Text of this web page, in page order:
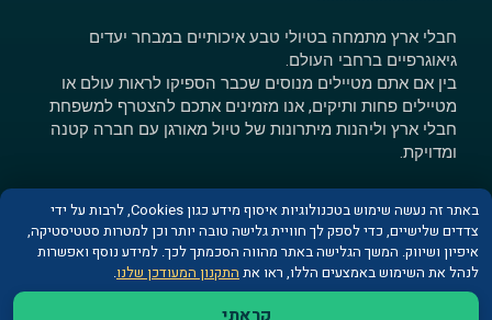
חבלי ארץ מתמחה בטיולי טבע איכותיים במבחר יעדים
גיאוגרפיים ברחבי העולם.
בין אם אתם מטיילים מנוסים שכבר הספיקו לראות עולם או
מטיילים פחות ותיקים, אנו מזמינים אתכם להצטרף למשפחת
חבלי ארץ וליהנות מיתרונות של טיול מאורגן עם חברה קטנה
ומדויקת.
© כל הזכויות שמורות לחברת חבלי ארץ
האתר מקודם על ידי חברת
באתר זה נעשה שימוש בטכנולוגיות איסוף מידע כגון Cookies, לרבות על ידי
צדדים שלישיים, כדי לספק לך חוויית גלישה טובה יותר וכן למטרות סטטיסטיקה,
איפיון ושיווק. המשך הגלישה באתר מהווה הסכמתך לכך. למידע נוסף ואפשרות
לנהל את השימוש באמצעים הללו, ראו את התקנון המעודכן שלנו.